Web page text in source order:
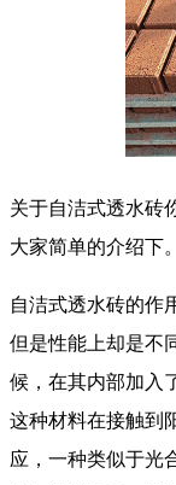
关于自洁式透水砖
大家简单的介绍下。
自洁式透水砖的作
但是性能上却是不
候，在其内部加入
这种材料在接触到
应，一种类似于光